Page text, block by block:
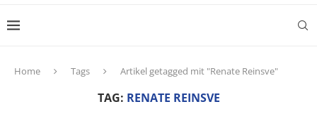
Home Tags Artikel getagged mit "Renate Reinsve"
TAG: RENATE REINSVE